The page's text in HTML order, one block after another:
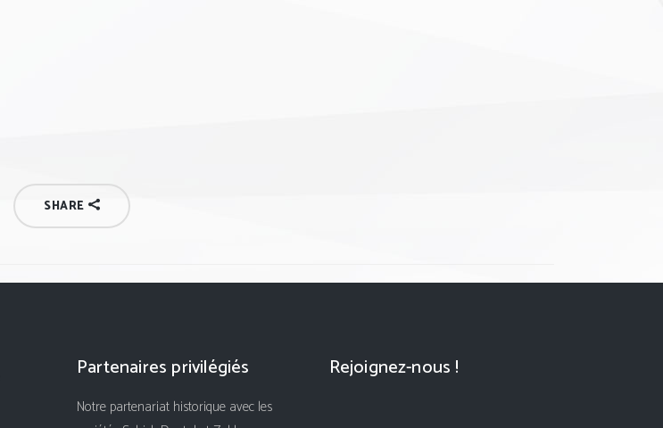
SHARE
Partenaires privilégiés
Notre partenariat historique avec les
Rejoignez-nous !